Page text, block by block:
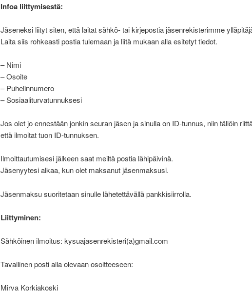
Infoa liittymisestä:
Jäseneksi liityt siten, että laitat sähkö- tai kirjepostia jäsenrekisterimme
Laita siis rohkeasti postia tulemaan ja liitä mukaan alla esitetyt tiedot.
– Nimi
– Osoite
– Puhelinnumero
– Sosiaaliturvatunnuksesi
Jos olet jo ennestään jonkin seuran jäsen ja sinulla on ID-tunnus, niin tällöin
että ilmoitat tuon ID-tunnuksen.
Ilmoittautumisesi jälkeen saat meiltä postia lähipäivinä.
Jäsenyytesi alkaa, kun olet maksanut jäsenmaksusi.
Jäsenmaksu suoritetaan sinulle lähetettävällä pankkisiirrolla.
Liittyminen:
Sähköinen ilmoitus: kysuajasenrekisteri(a)gmail.com
Tavallinen posti alla olevaan osoitteeseen:
Mirva Korkiakoski